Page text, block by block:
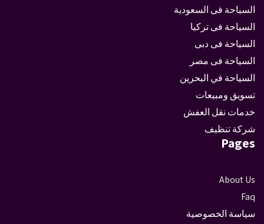
السياحة فى السعودية
السياحة فى تركيا
السياحة فى دبى
السياحة فى مصر
السياحة في البحرين
تسويق ومبيعات
خدمات نقل العفش
شركة تنظيف
Pages
About Us
Faq
سياسة الخصوصية